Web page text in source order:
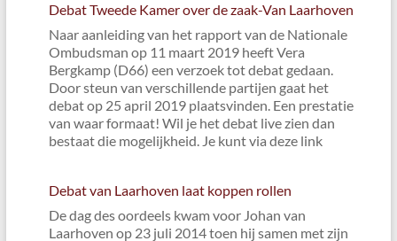
Debat Tweede Kamer over de zaak-Van Laarhoven
Naar aanleiding van het rapport van de Nationale
Ombudsman op 11 maart 2019 heeft Vera
Bergkamp (D66) een verzoek tot debat gedaan.
Door steun van verschillende partijen gaat het
debat op 25 april 2019 plaatsvinden. Een prestatie
van waar formaat! Wil je het debat live zien dan
bestaat die mogelijkheid. Je kunt via deze link
Debat van Laarhoven laat koppen rollen
De dag des oordeels kwam voor Johan van
Laarhoven op 23 juli 2014 toen hij samen met zijn